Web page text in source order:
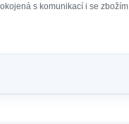
s komunikací i se zbožím